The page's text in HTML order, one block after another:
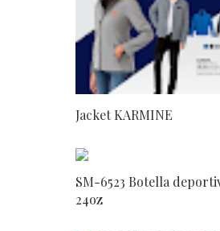
Jacket KARMINE
SM-6523 Botella
24oz